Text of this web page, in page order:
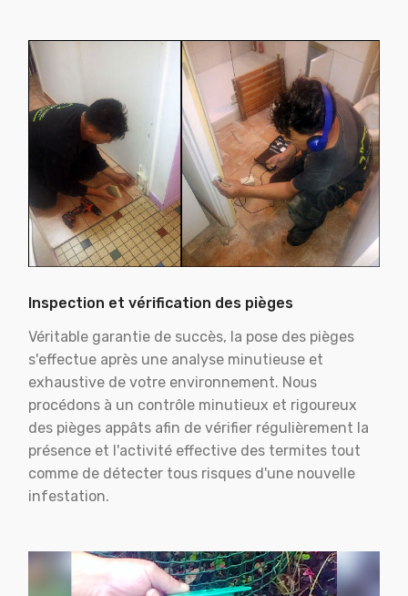
Inspection et vérification des pièges
Véritable garantie de succès, la pose des pièges
s'effectue après une analyse minutieuse et
exhaustive de votre environnement. Nous
procédons à un contrôle minutieux et rigoureux
des pièges appâts afin de vérifier régulièrement la
présence et l'activité effective des termites tout
comme de détecter tous risques d'une nouvelle
infestation.